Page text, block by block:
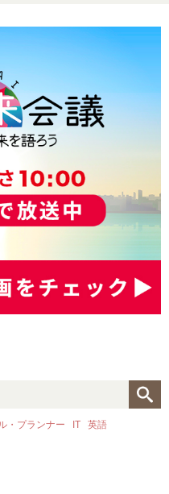
・プランナー IT 英語